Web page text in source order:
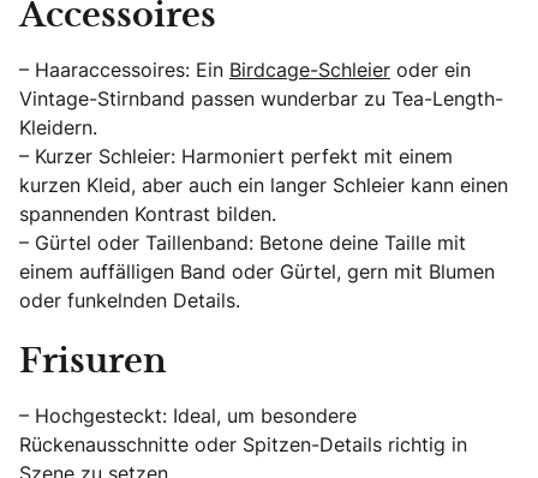
Accessoires
– Haaraccessoires: Ein Birdcage-Schleier oder ein
Vintage-Stirnband passen wunderbar zu Tea-Length-
Kleidern.
– Kurzer Schleier: Harmoniert perfekt mit einem
kurzen Kleid, aber auch ein langer Schleier kann einen
spannenden Kontrast bilden.
– Gürtel oder Taillenband: Betone deine Taille mit
einem auffälligen Band oder Gürtel, gern mit Blumen
oder funkelnden Details.
Frisuren
– Hochgesteckt: Ideal, um besondere
Rückenausschnitte oder Spitzen-Details richtig in